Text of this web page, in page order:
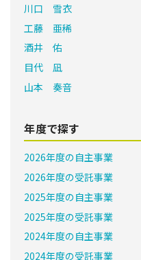
川口 雪衣
工藤 亜稀
酒井 佑
目代 凪
山本 奏音
年度で探す
2026年度の自主事業
2026年度の受託事業
2025年度の自主事業
2025年度の受託事業
2024年度の自主事業
2024年度の受託事業